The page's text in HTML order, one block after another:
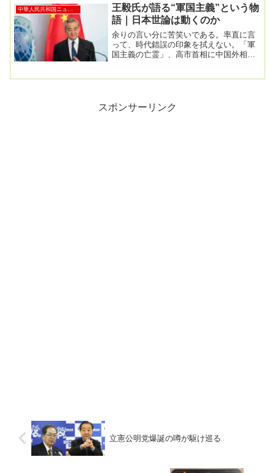
王毅氏が語る“軍国主義”という物
語｜日本世論は動くのか
余りの言い分に苦笑いである。率直に言
って、時代錯誤の印象を拭えない。「軍
国主義の亡霊」、高市首相に中国外相が
スポンサーリンク
立憲公明党爆誕の噂が駆け巡る